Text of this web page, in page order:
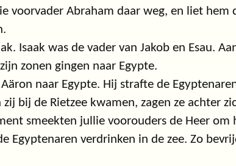
voorvader Abraham daar weg, en liet hem
Isaak was de vader van Jakob en Esau.
zonen gingen naar Egypte.
naar Egypte. Hij strafte de
bij de Rietzee kwamen, zagen ze achter
smeekten jullie voorouders de Heer om
Egyptenaren verdrinken in de zee. Zo